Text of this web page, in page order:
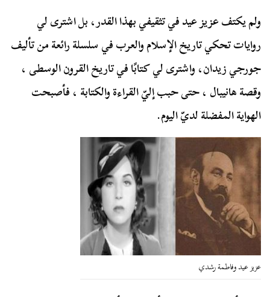
ولم يكتف عزيز عيد في تثقيفي بهذا القدر، بل اشترى لي
روايات تحكي تاريخ الإسلام والعرب في سلسلة رائعة من تأليف
جورجي زيدان، واشترى لي كتابًا في تاريخ القرون الوسطى ،
وقصة هانيبال ، حتى حبب إليّ القراءة والكتابة ، فأصبحت
الهواية المفضلة لديّ اليوم.
عزيز عيد وفاطمة رشدي